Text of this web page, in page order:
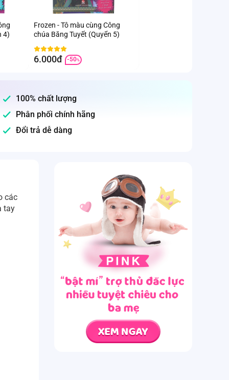
4)
Frozen - Tô màu cùng Công
chúa Băng Tuyết (Quyển 5)
6.000đ -50%
100% chất lượng
Phân phối chính hãng
Đổi trả dễ dàng
các
tay